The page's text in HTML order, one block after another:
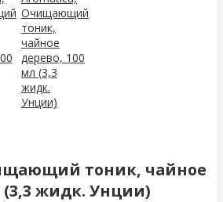
тоник, чайное
(3,3 жидк. Унции)